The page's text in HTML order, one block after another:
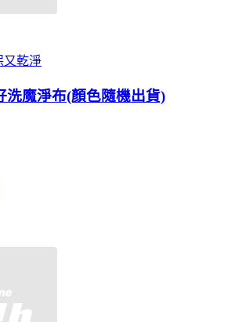
又乾淨
洗魔淨布(顏色隨機出貨)